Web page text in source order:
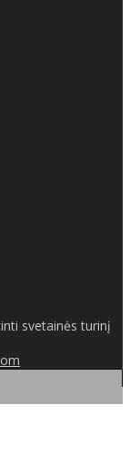
svetainės turinį